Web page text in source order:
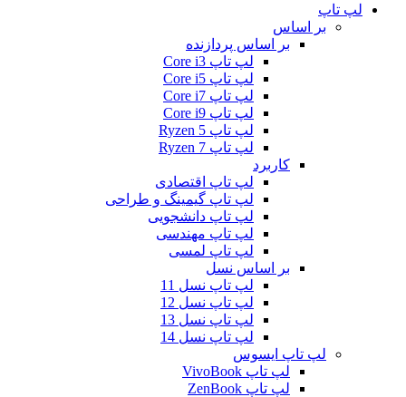
لپ تاپ
بر اساس
بر اساس پردازنده
لپ تاپ Core i3
لپ تاپ Core i5
لپ تاپ Core i7
لپ تاپ Core i9
لپ تاپ Ryzen 5
لپ تاپ Ryzen 7
کاربرد
لپ تاپ اقتصادی
لپ تاپ گیمینگ و طراحی
لپ تاپ دانشجویی
لپ تاپ مهندسی
لپ تاپ لمسی
بر اساس نسل
لپ تاپ نسل 11
لپ تاپ نسل 12
لپ تاپ نسل 13
لپ تاپ نسل 14
لپ تاپ ایسوس
لپ تاپ VivoBook
لپ تاپ ZenBook